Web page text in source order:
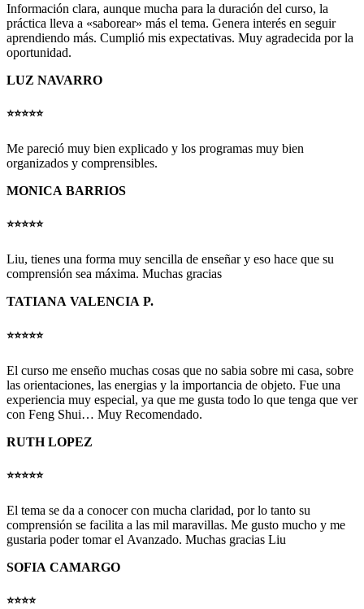
Información clara, aunque mucha para la duración del curso, la
práctica lleva a «saborear» más el tema. Genera interés en seguir
aprendiendo más. Cumplió mis expectativas. Muy agradecida por la
oportunidad.
LUZ NAVARRO
⭐️⭐️⭐️⭐️⭐️
Me pareció muy bien explicado y los programas muy bien
organizados y comprensibles.
MONICA BARRIOS
⭐️⭐️⭐️⭐️⭐️
Liu, tienes una forma muy sencilla de enseñar y eso hace que su
comprensión sea máxima. Muchas gracias
TATIANA VALENCIA P.
⭐️⭐️⭐️⭐️⭐️
El curso me enseño muchas cosas que no sabia sobre mi casa, sobre
las orientaciones, las energias y la importancia de objeto. Fue una
experiencia muy especial, ya que me gusta todo lo que tenga que ver
con Feng Shui… Muy Recomendado.
RUTH LOPEZ
⭐️⭐️⭐️⭐️⭐️
El tema se da a conocer con mucha claridad, por lo tanto su
comprensión se facilita a las mil maravillas. Me gusto mucho y me
gustaria poder tomar el Avanzado. Muchas gracias Liu
SOFIA CAMARGO
⭐️⭐️⭐️⭐️